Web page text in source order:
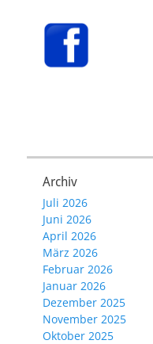
Archiv
Juli 2026
Juni 2026
April 2026
März 2026
Februar 2026
Januar 2026
Dezember 2025
November 2025
Oktober 2025